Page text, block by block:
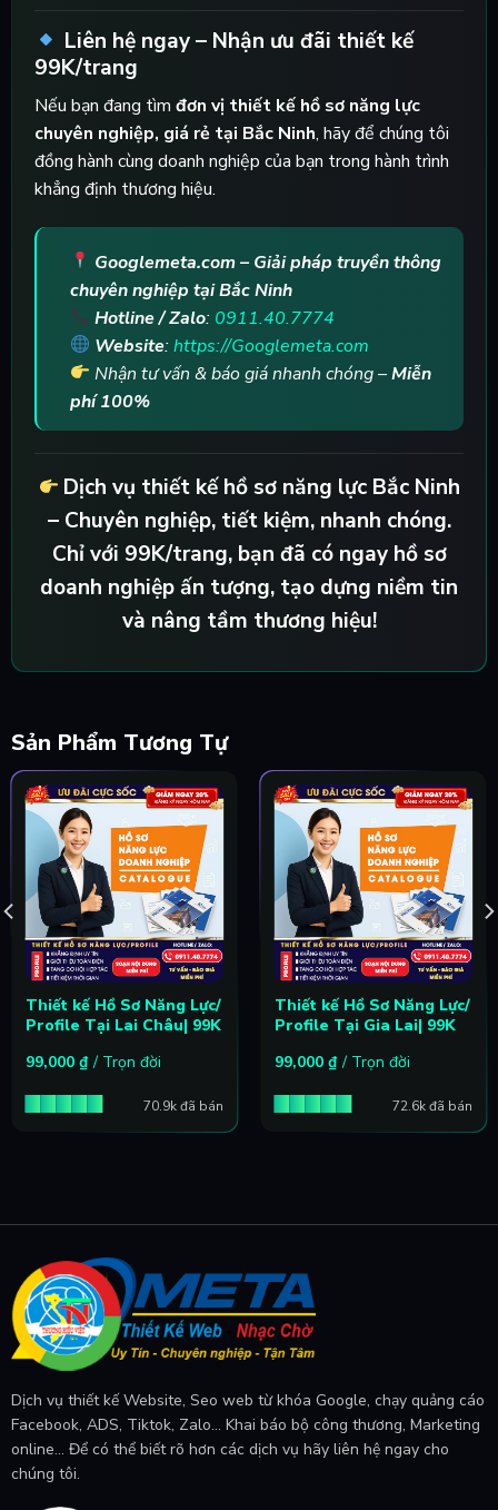
Liên hệ ngay – Nhận ưu đãi thiết kế
99K/trang
Nếu bạn đang tìm đơn vị thiết kế hồ sơ năng lực
chuyên nghiệp, giá rẻ tại Bắc Ninh, hãy để chúng tôi
đồng hành cùng doanh nghiệp của bạn trong hành trình
khẳng định thương hiệu.
Googlemeta.com – Giải pháp truyền thông
chuyên nghiệp tại Bắc Ninh
Hotline / Zalo: 0911.40.7774
Website:https://Googlemeta.com
Nhận tư vấn & báo giá nhanh chóng –Miễn
phí 100%
Dịch vụ thiết kế hồ sơ năng lực Bắc Ninh
– Chuyên nghiệp, tiết kiệm, nhanh chóng.
Chỉ với 99K/trang, bạn đã có ngay hồ sơ
doanh nghiệp ấn tượng, tạo dựng niềm tin
và nâng tầm thương hiệu!
Sản Phẩm Tương Tự
Thiết kế Hồ Sơ Năng Lực/
Profile Tại Lai Châu| 99K
99,000 ₫ / Trọn đời
70.9k đã bán
Thiết kế Hồ Sơ Năng Lực/
Profile Tại Gia Lai| 99K
99,000 ₫ / Trọn đời
72.6k đã bán
Dịch vụ thiết kế Website, Seo web từ khóa Google, chạy quảng cáo
Facebook, ADS, Tiktok, Zalo... Khai báo bộ công thương, Marketing
online... Để có thể biết rõ hơn các dịch vụ hãy liên hệ ngay cho
chúng tôi.